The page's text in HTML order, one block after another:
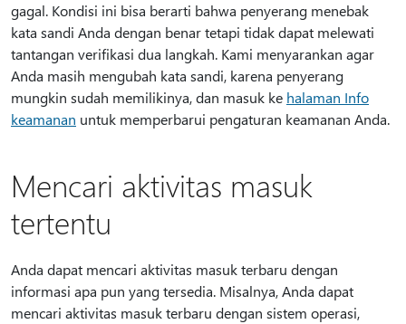
gagal. Kondisi ini bisa berarti bahwa penyerang menebak
kata sandi Anda dengan benar tetapi tidak dapat melewati
tantangan verifikasi dua langkah. Kami menyarankan agar
Anda masih mengubah kata sandi, karena penyerang
mungkin sudah memilikinya, dan masuk ke halaman Info
keamanan untuk memperbarui pengaturan keamanan Anda.
Mencari aktivitas masuk
tertentu
Anda dapat mencari aktivitas masuk terbaru dengan
informasi apa pun yang tersedia. Misalnya, Anda dapat
mencari aktivitas masuk terbaru dengan sistem operasi,